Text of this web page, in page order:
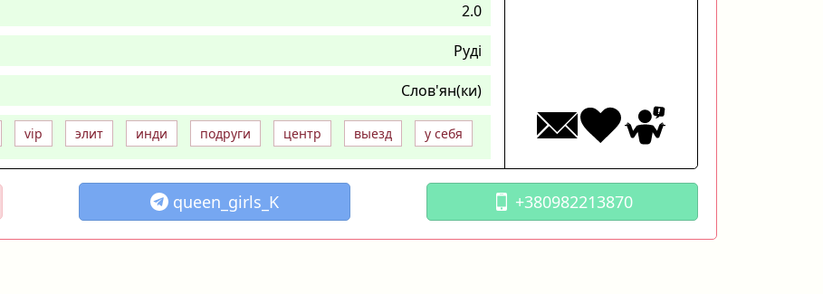
2.0
Руді
Слов'ян(ки)
vip элит инди подруги центр выезд у себя
queen_girls_K +380982213870